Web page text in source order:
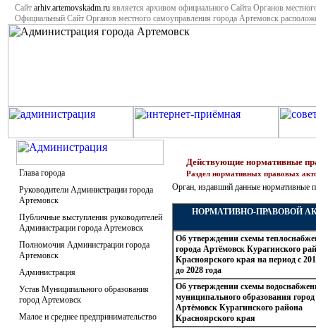
Сайт arhiv.artemovskadm.ru является архивом официального Сайта Органов
Официальный Сайт Органов местного самоуправления города Артемовск
Глава города
Руководители Администрации города
Артемовск
Публичные выступления руководителей
Администрации города Артемовск
Полномочия Администрации города
Артемовск
Администрация
Устав Муниципального образования
город Артемовск
Малое и среднее предпринимательство
Действующие нормативные
Раздел нормативных правовых
Орган, издавший данные нормативные
НОРМАТИВНО-ПРАВОВОЙ
Об утверждении схемы
города Артёмовск Курагинского
Красноярского края на период с
до 2028 года
Об утверждении схемы
муниципального образования город
Артёмовск Курагинского района
Красноярского края